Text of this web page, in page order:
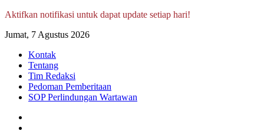
Aktifkan notifikasi untuk dapat update setiap hari!
Jumat, 7 Agustus 2026
Kontak
Tentang
Tim Redaksi
Pedoman Pemberitaan
SOP Perlindungan Wartawan